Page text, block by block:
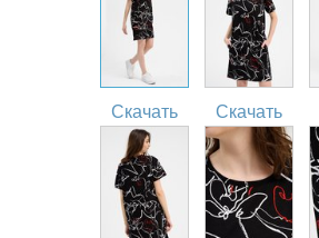
Скачать Скачать